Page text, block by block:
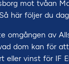
mot tvåan
här följer du
omgången av
dom kan för
eller vinst för IF